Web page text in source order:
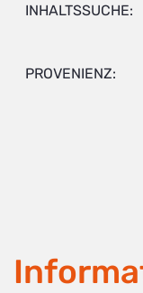
INHALTSSUCHE:
PROVENIENZ: